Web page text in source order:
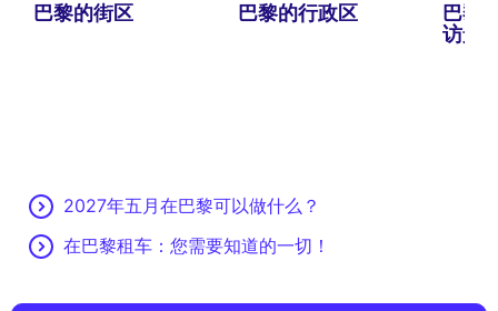
巴黎的街区 巴黎的行政区
巴黎
访景
2027年五月在巴黎可以做什么？
在巴黎租车：您需要知道的一切！